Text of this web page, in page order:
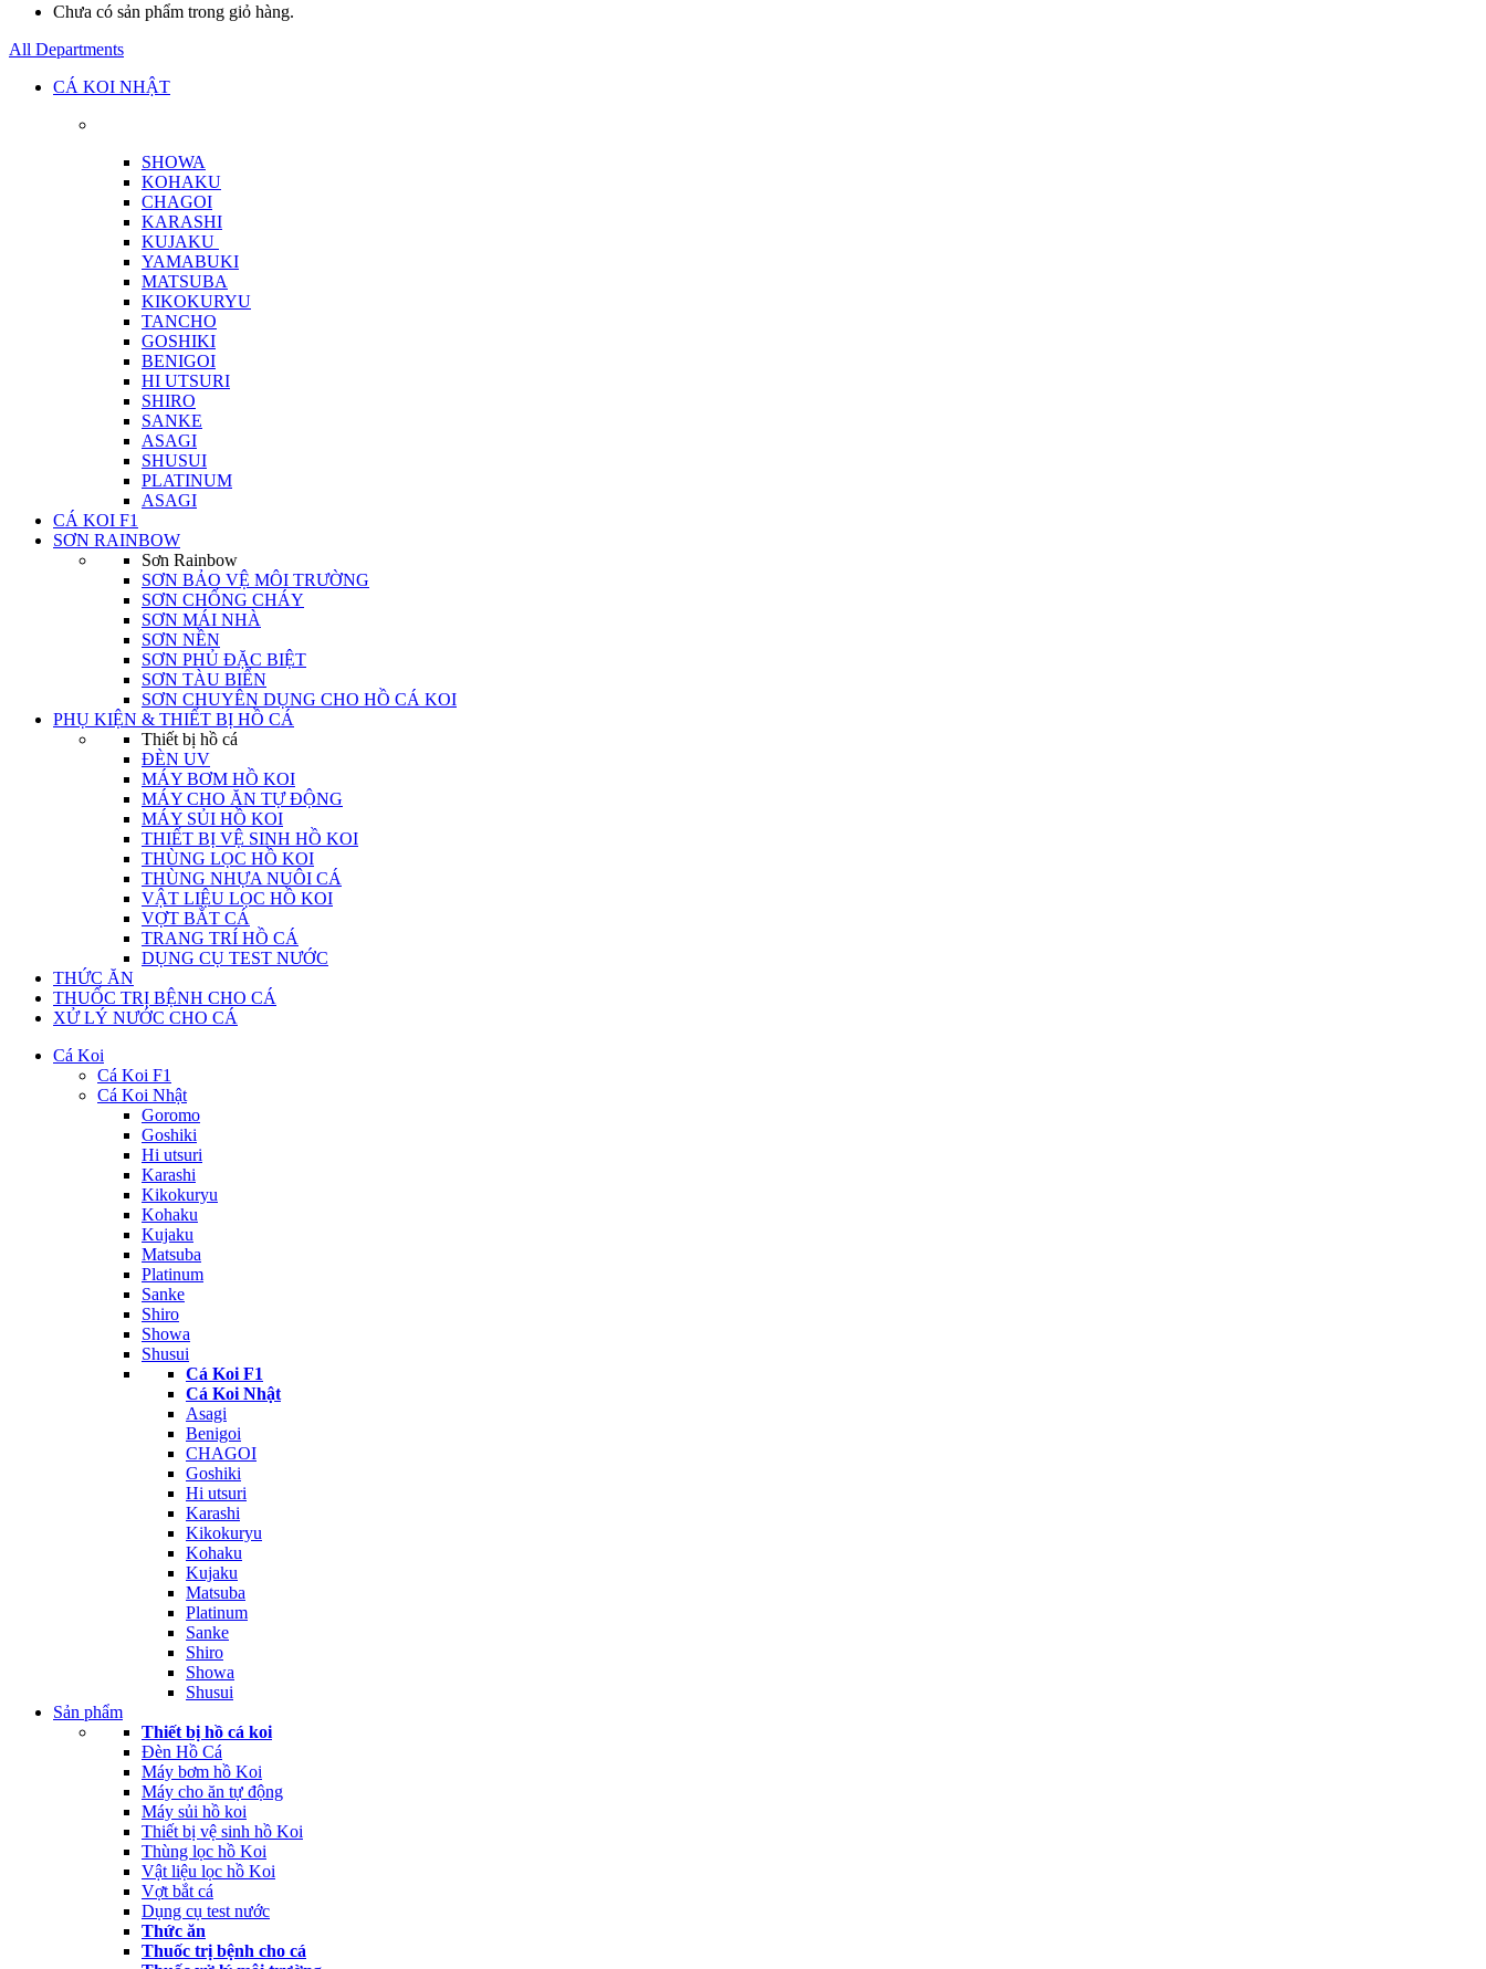
Chưa có sản phẩm trong giỏ hàng.
All Departments
CÁ KOI NHẬT
SHOWA
KOHAKU
CHAGOI
KARASHI
KUJAKU
YAMABUKI
MATSUBA
KIKOKURYU
TANCHO
GOSHIKI
BENIGOI
HI UTSURI
SHIRO
SANKE
ASAGI
SHUSUI
PLATINUM
ASAGI
CÁ KOI F1
SƠN RAINBOW
Sơn Rainbow
SƠN BẢO VỆ MÔI TRƯỜNG
SƠN CHỐNG CHÁY
SƠN MÁI NHÀ
SƠN NỀN
SƠN PHỦ ĐẶC BIỆT
SƠN TÀU BIỂN
SƠN CHUYÊN DỤNG CHO HỒ CÁ KOI
PHỤ KIỆN & THIẾT BỊ HỒ CÁ
Thiết bị hồ cá
ĐÈN UV
MÁY BƠM HỒ KOI
MÁY CHO ĂN TỰ ĐỘNG
MÁY SỦI HỒ KOI
THIẾT BỊ VỆ SINH HỒ KOI
THÙNG LỌC HỒ KOI
THÙNG NHỰA NUÔI CÁ
VẬT LIỆU LỌC HỒ KOI
VỢT BẮT CÁ
TRANG TRÍ HỒ CÁ
DỤNG CỤ TEST NƯỚC
THỨC ĂN
THUỐC TRỊ BỆNH CHO CÁ
XỬ LÝ NƯỚC CHO CÁ
Cá Koi
Cá Koi F1
Cá Koi Nhật
Goromo
Goshiki
Hi utsuri
Karashi
Kikokuryu
Kohaku
Kujaku
Matsuba
Platinum
Sanke
Shiro
Showa
Shusui
Cá Koi F1
Cá Koi Nhật
Asagi
Benigoi
CHAGOI
Goshiki
Hi utsuri
Karashi
Kikokuryu
Kohaku
Kujaku
Matsuba
Platinum
Sanke
Shiro
Showa
Shusui
Sản phẩm
Thiết bị hồ cá koi
Đèn Hồ Cá
Máy bơm hồ Koi
Máy cho ăn tự động
Máy sủi hồ koi
Thiết bị vệ sinh hồ Koi
Thùng lọc hồ Koi
Vật liệu lọc hồ Koi
Vợt bắt cá
Dụng cụ test nước
Thức ăn
Thuốc trị bệnh cho cá